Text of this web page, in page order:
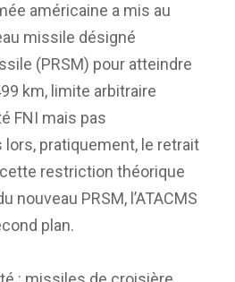
américaine a mis au
missile désigné
(PRSM) pour atteindre
km, limite arbitraire
FNI mais pas
pratiquement, le retrait
cette restriction théorique
nouveau PRSM, l’ATACMS
plan.